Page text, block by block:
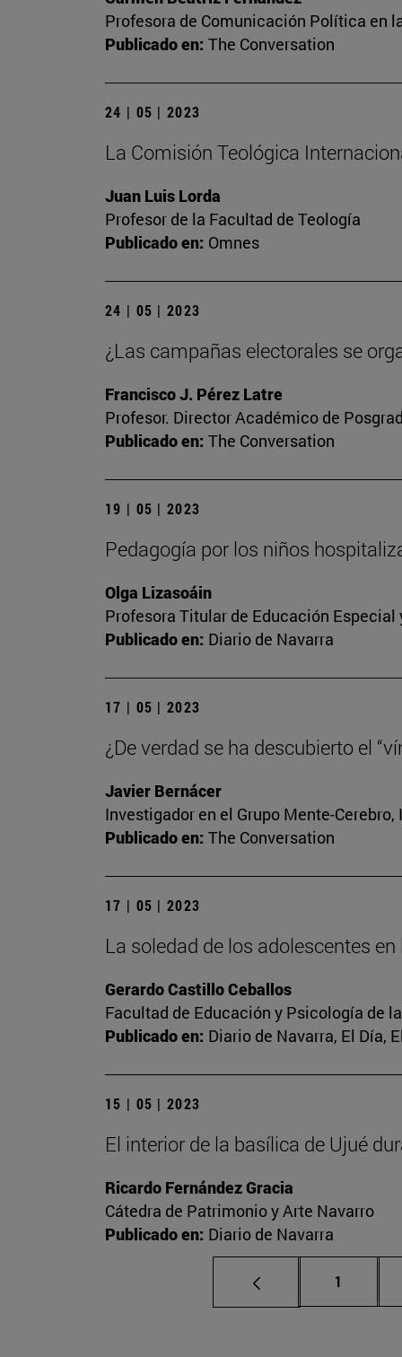
Profesora de Comunicación Política en
Publicado en: The Conversation
24 | 05 | 2023
La Comisión Teológica
Juan Luis Lorda
Profesor de la Facultad de Teología
Publicado en: Omnes
24 | 05 | 2023
¿Las campañas electorales se
Francisco J. Pérez Latre
Profesor. Director Académico de
Publicado en: The Conversation
19 | 05 | 2023
Pedagogía por los niños
Olga Lizasoáin
Profesora Titular de Educación
Publicado en: Diario de Navarra
17 | 05 | 2023
¿De verdad se ha descubierto el
Javier Bernácer
Investigador en el Grupo Mente-
Publicado en: The Conversation
17 | 05 | 2023
La soledad de los adolescentes
Gerardo Castillo Ceballos
Facultad de Educación y Psicología de
Publicado en: Diario de Navarra, El Día,
15 | 05 | 2023
El interior de la basílica de Ujué
Ricardo Fernández Gracia
Cátedra de Patrimonio y Arte Navarro
Publicado en: Diario de Navarra
Página
1